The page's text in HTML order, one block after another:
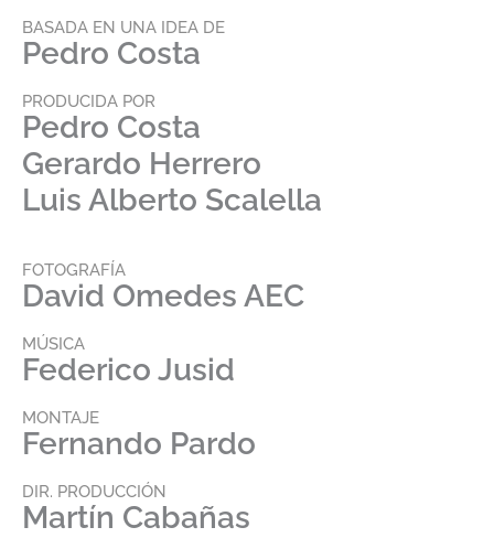
BASADA EN UNA IDEA DE
Pedro Costa
PRODUCIDA POR
Pedro Costa
Gerardo Herrero
Luis Alberto Scalella
FOTOGRAFÍA
David Omedes AEC
MÚSICA
Federico Jusid
MONTAJE
Fernando Pardo
DIR. PRODUCCIÓN
Martín Cabañas